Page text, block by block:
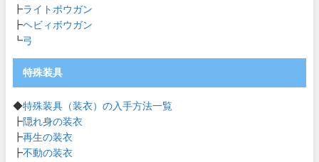
┣ライトボウガン
┣ヘビィボウガン
┗弓
特殊装具
◆特殊装具（装衣）の入手方法一覧
┣隠れ身の装衣
┣再生の装衣
┣不動の装衣